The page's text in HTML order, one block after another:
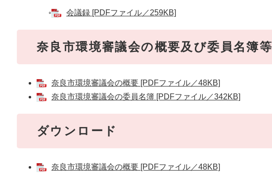
◦ 会議録 [PDFファイル／259KB]
奈良市環境審議会の概要及び委員名簿等
奈良市環境審議会の概要 [PDFファイル／48KB]
奈良市環境審議会の委員名簿 [PDFファイル／342KB]
ダウンロード
奈良市環境審議会の概要 [PDFファイル／48KB]